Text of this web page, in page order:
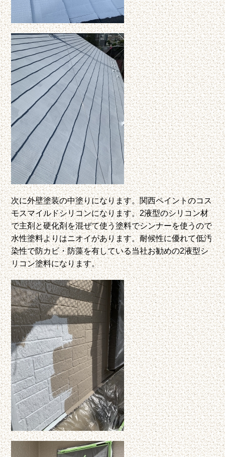
次に外壁塗装の中塗りになります。関西ペイントのコス
モスマイルドシリコンになります。2液型のシリコン材
で主剤と硬化剤を混ぜて使う塗料でシンナーを使うので
水性塗料よりはニオイがあります。耐候性に優れて低汚
染性で防カビ・防藻を有している当社お勧めの2液型シ
リコン塗料になります。